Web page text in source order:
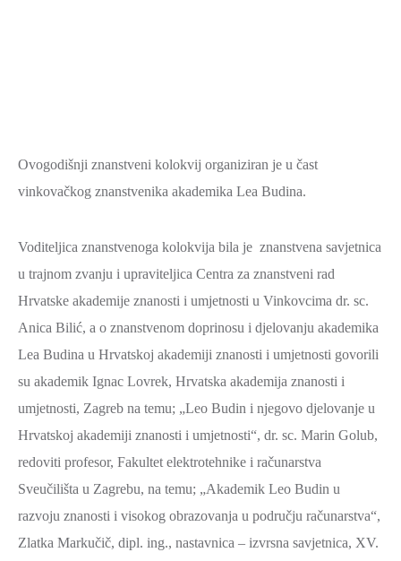
Ovogodišnji znanstveni kolokvij organiziran je u čast
vinkovačkog znanstvenika akademika Lea Budina.
Voditeljica znanstvenoga kolokvija bila je znanstvena savjetnica
u trajnom zvanju i upraviteljica Centra za znanstveni rad
Hrvatske akademije znanosti i umjetnosti u Vinkovcima dr. sc.
Anica Bilić, a o znanstvenom doprinosu i djelovanju akademika
Lea Budina u Hrvatskoj akademiji znanosti i umjetnosti govorili
su akademik Ignac Lovrek, Hrvatska akademija znanosti i
umjetnosti, Zagreb na temu; „Leo Budin i njegovo djelovanje u
Hrvatskoj akademiji znanosti i umjetnosti“, dr. sc. Marin Golub,
redoviti profesor, Fakultet elektrotehnike i računarstva
Sveučilišta u Zagrebu, na temu; „Akademik Leo Budin u
razvoju znanosti i visokog obrazovanja u području računarstva“,
Zlatka Markučič, dipl. ing., nastavnica – izvrsna savjetnica, XV.